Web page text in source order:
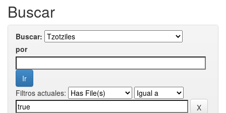
Buscar
Buscar:
por
Filtros actuales: